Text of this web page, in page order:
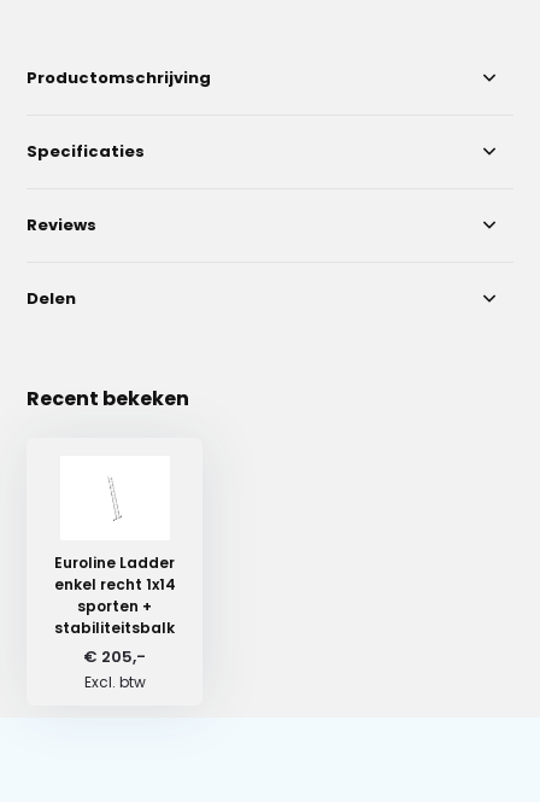
Productomschrijving
Specificaties
Reviews
Delen
Recent bekeken
Euroline Ladder
enkel recht 1x14
sporten +
stabiliteitsbalk
€ 205,-
Excl. btw